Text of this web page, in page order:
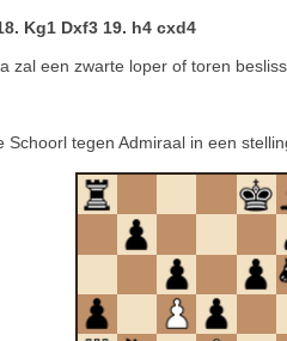
Kg1 Dxf3 19. h4 cxd4
zal een zwarte loper of toren
tegen Admiraal in een